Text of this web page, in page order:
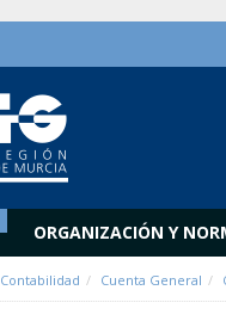
ORGANIZACIÓN Y
Contabilidad Cuenta General